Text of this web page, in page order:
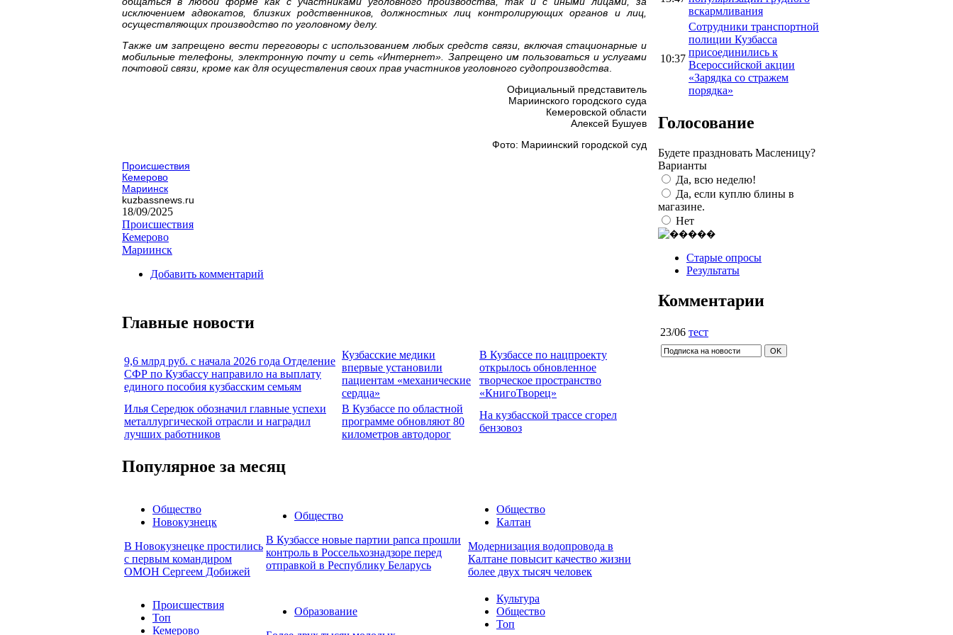
исключением адвокатов, близких родственников, должностных лиц контролирующих органов и лиц,
осуществляющих производство по уголовному делу.
Также им запрещено вести переговоры с использованием любых средств связи, включая стационарные и
мобильные телефоны, электронную почту и сеть «Интернет». Запрещено им пользоваться и услугами
почтовой связи, кроме как для осуществления своих прав участников уголовного судопроизводства
Официальный представитель
Мариинского городского суда
Кемеровской области
Алексей Бушуев
Фото: Мариинский городской суд
Происшествия
Кемерово
Мариинск
kuzbassnews.ru
18/09/2025
Происшествия
Кемерово
Мариинск
Добавить комментарий
Главные новости
9,6 млрд руб. с начала 2026 года Отделение
СФР по Кузбассу направило на выплату
единого пособия кузбасским семьям
Кузбасские медики
впервые установили
пациентам «механические
сердца»
В Кузбассе по нацпроекту
открылось обновленное
творческое пространство
«КнигоТворец»
Илья Середюк обозначил главные успехи
металлургической отрасли и наградил
лучших работников
В Кузбассе по областной
программе обновляют 80
километров автодорог
На кузбасской трассе сгорел
бензовоз
Популярное за месяц
Общество
Новокузнецк
В Новокузнецке простились
с первым командиром
ОМОН Сергеем Добижей
Общество
В Кузбассе новые партии рапса прошли
контроль в Россельхознадзоре перед
отправкой в Республику Беларусь
Общество
Калтан
Модернизация водопровода в
Калтане повысит качество жизни
более двух тысяч человек
Происшествия
Топ
Кемерово
Образование
Культура
Общество
Топ
вскармливания
10:37
Сотрудники транспортной
полиции Кузбасса
присоединились к
Всероссийской акции
«Зарядка со стражем
порядка»
Голосование
Будете праздновать Масленицу?
Варианты
Да, всю неделю!
Да, если куплю блины в
магазине.
Нет
Старые опросы
Результаты
Комментарии
23/06 тест